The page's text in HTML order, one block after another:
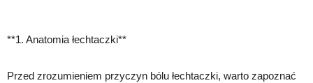
**1. Anatomia łechtaczki**
Przed zrozumieniem przyczyn bólu łechtaczki, warto zapoznać